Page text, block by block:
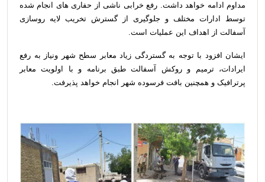
مداوم ادامه خواهد داشت. رفع خرابی ناشی از حفاری های انجام شده
توسط ادارات مختلف و جلوگیری از گسترش تخریب لایه روسازی
آسفالت از اهداف این عملیات است.
ایشان افزود با توجه به گستردگی زیاد معابر سطح شهر ونیاز به رفع
ایرادات، ترمیم و روکش آسفالت طبق برنامه و با اولویت معابر
پرترافیک و همچنین بافت فرسوده شهر انجام خواهد پذیرفت.